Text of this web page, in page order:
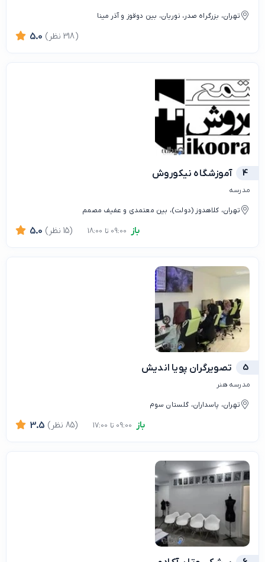
تهران، بزرگراه صدر، نوریان، بین دوقوز و آذر مینا
5.0 (318 نظر)
4 آموزشگاه نیکوروش
مدرسه
تهران، کلاهدوز (دولت)، بین معتمدی و عفیف مصمم
باز 5.0 (15 نظر)
5 تصویرگران پویا اندیش
مدرسه هنر
تهران، پاسداران، گلستان سوم
باز 3.5 (85 نظر)